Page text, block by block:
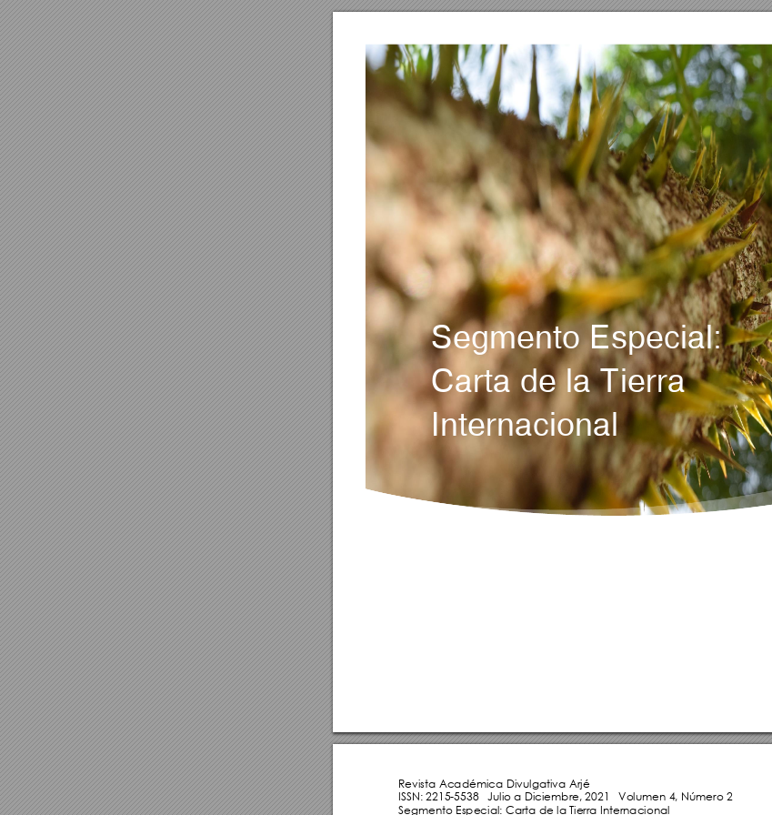
Segmento Especial:
Carta de la Tierra
Internacional
Revista Académica Divulgativa Arjé
ISSN: 2215-5538   Julio a Diciembre, 2021   Volumen 4, Número 2
Segmento Especial: Carta de la Tierra Internacional